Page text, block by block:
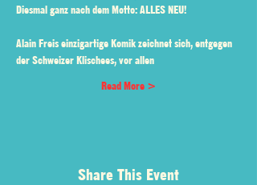
Diesmal ganz nach dem Motto: ALLES NEU!
Alain Freis einzigartige Komik zeichnet sich, entgegen
der Schweizer Klischees, vor allen
Read More >
Share This Event